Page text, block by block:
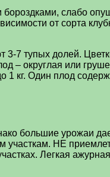
слабо
от сорта
7 тупых долей.
– округлая или
кг. Один плод
большие урожаи
НЕ
Легкая